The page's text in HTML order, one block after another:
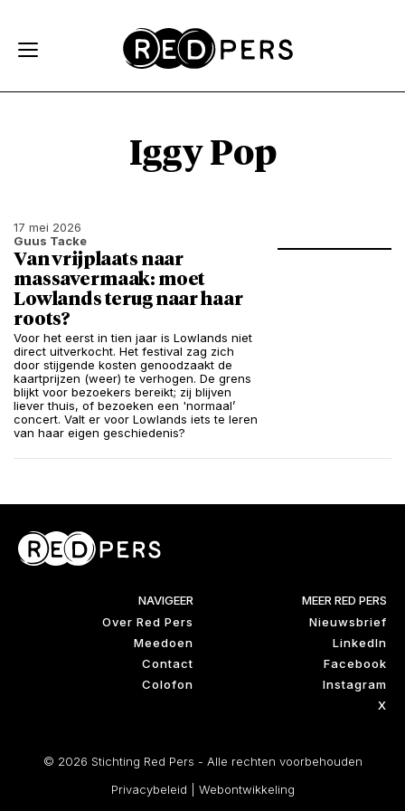
Iggy Pop
17 mei 2026
Guus Tacke
Van vrijplaats naar
massavermaak: moet
Lowlands terug naar haar
roots?
Voor het eerst in tien jaar is Lowlands niet
direct uitverkocht. Het festival zag zich
door stijgende kosten genoodzaakt de
kaartprijzen (weer) te verhogen. De grens
blijkt voor bezoekers bereikt; zij blijven
liever thuis, of bezoeken een 'normaal’
concert. Valt er voor Lowlands iets te leren
van haar eigen geschiedenis?
NAVIGEER
Over Red Pers
Meedoen
Contact
Colofon
MEER RED PERS
Nieuwsbrief
LinkedIn
Facebook
Instagram
X
© 2026 Stichting Red Pers - Alle rechten voorbehouden
Privacybeleid
Webontwikkeling